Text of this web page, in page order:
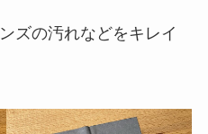
ズの汚れなどをキレイ